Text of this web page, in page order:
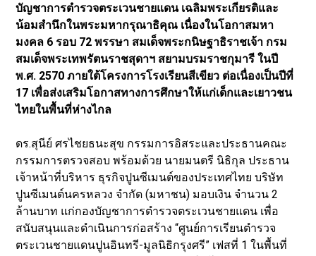
บัญชาการตำรวจตระเวนชายแดน เฉลิมพระเกียรติและ
น้อมสำนึกในพระมหากรุณาธิคุณ เนื่องในโอกาสมหา
มงคล 6 รอบ 72 พรรษา สมเด็จพระกนิษฐาธิราชเจ้า กรม
สมเด็จพระเทพรัตนราชสุดาฯ สยามบรมราชกุมารี ในปี
พ.ศ. 2570 ภายใต้โครงการโรงเรียนสีเขียว ต่อเนื่องเป็นปีที่
17 เพื่อส่งเสริมโอกาสทางการศึกษาให้แก่เด็กและเยาวชน
ไทยในพื้นที่ห่างไกล
ดร.สุนีย์ ศรไชยธนะสุข กรรมการอิสระและประธานคณะ
กรรมการตรวจสอบ พร้อมด้วย นายมนตรี นิธิกุล ประธาน
เจ้าหน้าที่บริหาร ธุรกิจปูนซีเมนต์ของประเทศไทย บริษัท
ปูนซีเมนต์นครหลวง จำกัด (มหาชน) มอบเงิน จำนวน 2
ล้านบาท แก่กองบัญชาการตำรวจตระเวนชายแดน เพื่อ
สนับสนุนและดำเนินการก่อสร้าง “ศูนย์การเรียนตำรวจ
ตระเวนชายแดนปูนอินทรี-มูลนิธิกรุงศรี” เฟสที่ 1 ในพื้นที่